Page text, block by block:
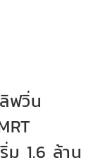
ฟวิ่น
ม 1.6 ล้าน